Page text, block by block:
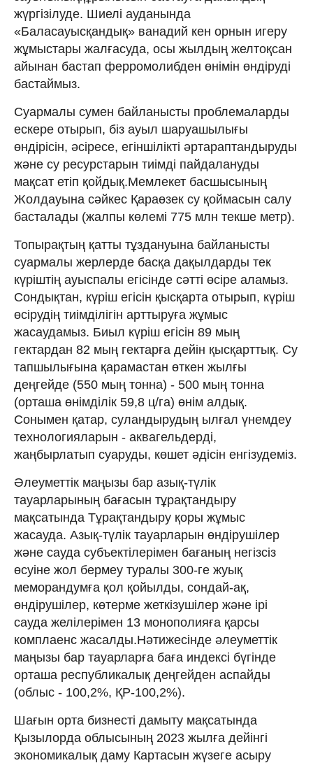
жүргізілуде. Шиелі ауданында
«Баласауысқандық» ванадий кен орнын игеру
жұмыстары жалғасуда, осы жылдың желтоқсан
айынан бастап ферромолибден өнімін өндіруді
бастаймыз.
Суармалы сумен байланысты проблемаларды
ескере отырып, біз ауыл шаруашылығы
өндірісін, әсіресе, егіншілікті әртараптандыруды
және су ресурстарын тиімді пайдалануды
мақсат етіп қойдық.Мемлекет басшысының
Жолдауына сәйкес Қараөзек су қоймасын салу
басталады (жалпы көлемі 775 млн текше метр).
Топырақтың қатты тұздануына байланысты
суармалы жерлерде басқа дақылдарды тек
күріштің ауыспалы егісінде сәтті өсіре аламыз.
Сондықтан, күріш егісін қысқарта отырып, күріш
өсірудің тиімділігін арттыруға жұмыс
жасаудамыз. Биыл күріш егісін 89 мың
гектардан 82 мың гектарға дейін қысқарттық. Су
тапшылығына қарамастан өткен жылғы
деңгейде (550 мың тонна) - 500 мың тонна
(орташа өнімділік 59,8 ц/га) өнім алдық.
Сонымен қатар, суландырудың ылғал үнемдеу
технологияларын - аквагельдерді,
жаңбырлатып суаруды, көшет әдісін енгізудеміз.
Әлеуметтік маңызы бар азық-түлік
тауарларының бағасын тұрақтандыру
мақсатында Тұрақтандыру қоры жұмыс
жасауда. Азық-түлік тауарларын өндірушілер
және сауда субъектілерімен бағаның негізсіз
өсуіне жол бермеу туралы 300-ге жуық
меморандумға қол қойылды, сондай-ақ,
өндірушілер, көтерме жеткізушілер және ірі
сауда желілерімен 13 монополияға қарсы
комплаенс жасалды.Нәтижесінде әлеуметтік
маңызы бар тауарларға баға индексі бүгінде
орташа республикалық деңгейден аспайды
(облыс - 100,2%, ҚР-100,2%).
Шағын орта бизнесті дамыту мақсатында
Қызылорда облысының 2023 жылға дейінгі
экономикалық даму Картасын жүзеге асыру